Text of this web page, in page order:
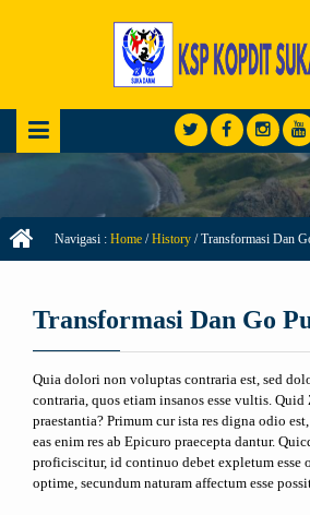
Navigasi : Home /History /Transformasi Dan
Transformasi Dan Go
Quia dolori non voluptas contraria est, sed
contraria, quos etiam insanos esse vultis. Quid
praestantia? Primum cur ista res digna odio
eas enim res ab Epicuro praecepta dantur.
proficiscitur, id continuo debet expletum esse
optime, secundum naturam affectum esse